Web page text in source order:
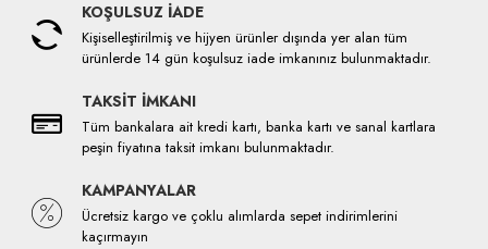
KOŞULSUZ İADE
Kişiselleştirilmiş ve hijyen ürünler dışında yer alan tüm
ürünlerde 14 gün koşulsuz iade imkanınız bulunmaktadır.
TAKSİT İMKANI
Tüm bankalara ait kredi kartı, banka kartı ve sanal kartlara
peşin fiyatına taksit imkanı bulunmaktadır.
KAMPANYALAR
Ücretsiz kargo ve çoklu alımlarda sepet indirimlerini
kaçırmayın